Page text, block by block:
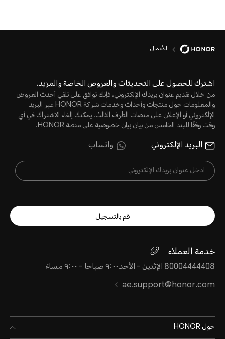
للأعمال
اشترك للحصول على التحديثات والعروض الخاصة والمزيد.
من خلال تقديم عنوان بريدك الإلكتروني، فإنك توافق على تلقي أحدث العروض
والمعلومات حول منتجات وأحداث وخدمات شركة HONOR عبر البريد
الإلكتروني أو الإعلان على منصات الطرف الثالث. يمكنك إلغاء الاشتراك في أي
وقت وفقًا للبند الخامس من بيانبيان خصوصية على منصةHONOR.
البريد الإلكتروني واتساب
قم بالتسجيل
خدمة العملاء
80004444408 الإثنين - الأحد٩:٠٠ صباحا - ٩:٠٠ مساءً
ae.support@honor.com
حول HONOR